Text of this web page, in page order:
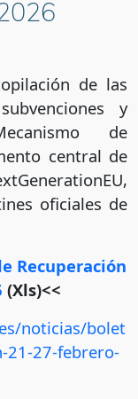
de las
y
de
central de
oficiales de
Recuperación
(Xls)<<
noticias/bolet
21-27-febrero-